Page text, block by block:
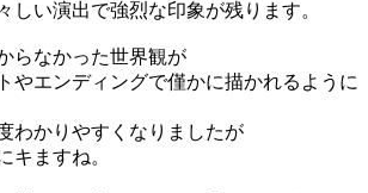
しい演出で強烈な印象が残ります。
らなかった世界観が
やエンディングで僅かに描かれるように
わかりやすくなりましたが
キますね。